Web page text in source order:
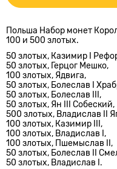
Польша Набор монет
100 и 500 злотых.
50 злотых, Казимир I
50 злотых, Герцог Мешко,
100 злотых, Ядвига,
50 злотых, Болеслав I
50 злотых, Болеслав III,
50 злотых, Ян III Собеский,
500 злотых, Владислав II
100 злотых, Казимир III,
100 злотых, Владислав I,
100 злотых, Пшемыслав II,
50 злотых, Болеслав II
50 злотых, Владислав I.